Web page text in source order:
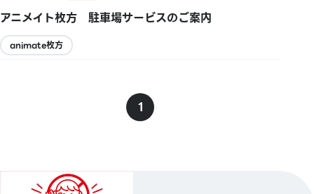
アニメイト枚方 駐車場サービスのご案内
animate枚方
1